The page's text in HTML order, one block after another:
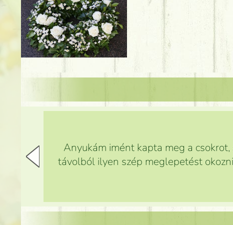
Anyukám imént kapta meg a
távolból ilyen szép meglepetést